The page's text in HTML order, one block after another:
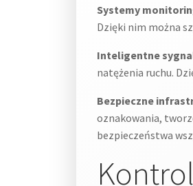
Systemy
Dzięki nim można
Inteligentne
natężenia ruchu.
Bezpieczne
oznakowania,
bezpieczeństwa